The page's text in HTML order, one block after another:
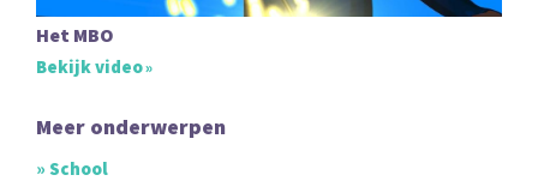
Het MBO
Bekijk video
Meer onderwerpen
» School